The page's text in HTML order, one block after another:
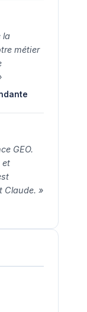
la
métier
GEO.
et
Claude. »